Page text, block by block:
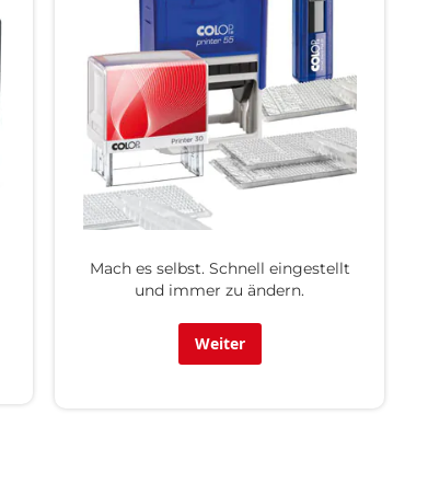
Mach es selbst. Schnell eingestellt
und immer zu ändern.
Weiter